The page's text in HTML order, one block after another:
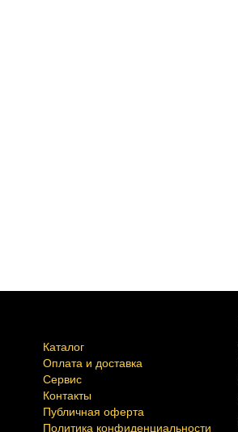
Каталог
Оплата и доставка
Сервис
Контакты
Публичная оферта
Политика конфиденциальности